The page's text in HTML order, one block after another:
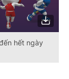
hết ngày